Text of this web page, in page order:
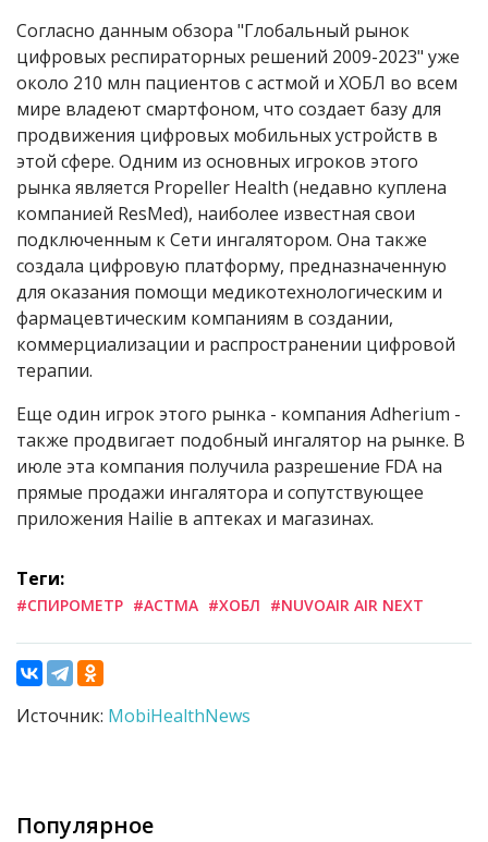
Согласно данным обзора "Глобальный рынок
цифровых респираторных решений 2009-2023" уже
около 210 млн пациентов с астмой и ХОБЛ во всем
мире владеют смартфоном, что создает базу для
продвижения цифровых мобильных устройств в
этой сфере. Одним из основных игроков этого
рынка является Propeller Health (недавно куплена
компанией ResMed), наиболее известная свои
подключенным к Сети ингалятором. Она также
создала цифровую платформу, предназначенную
для оказания помощи медикотехнологическим и
фармацевтическим компаниям в создании,
коммерциализации и распространении цифровой
терапии.
Еще один игрок этого рынка - компания Adherium -
также продвигает подобный ингалятор на рынке. В
июле эта компания получила разрешение FDA на
прямые продажи ингалятора и сопутствующее
приложения Hailie в аптеках и магазинах.
Теги:
#СПИРОМЕТР #АСТМА #ХОБЛ #NUVOAIR AIR NEXT
Источник: MobiHealthNews
Популярное